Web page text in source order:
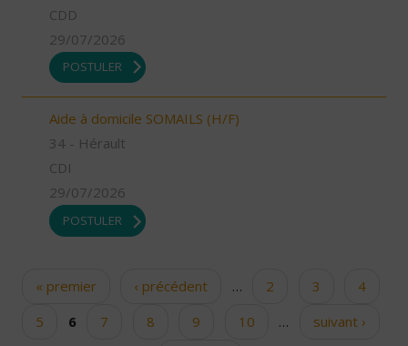
CDD
29/07/2026
POSTULER
Aide à domicile SOMAILS (H/F)
34 - Hérault
CDI
29/07/2026
POSTULER
Pages« premier ‹ précédent … 2 3
4
5
6 7 8 9 10 …
suivant ›